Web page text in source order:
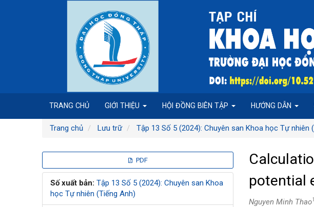
TRANG CHỦ GIỚI THIỆU HỘI ĐỒNG BIÊN TẬP HƯỚNG DẪN
Trang chủ Lưu trữ Tập 13 Số 5 (2024): Chuyên san Khoa học Tự nhiên
Thanh
bên
bài
PDF
Số xuất bản: Tập 13 Số 5 (2024): Chuyên san Khoa
học Tự nhiên (Tiếng Anh)
potential
Nguyen Minh Thao